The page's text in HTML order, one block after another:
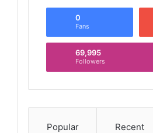
0
Fans
69,995
Followers
Popular Recent